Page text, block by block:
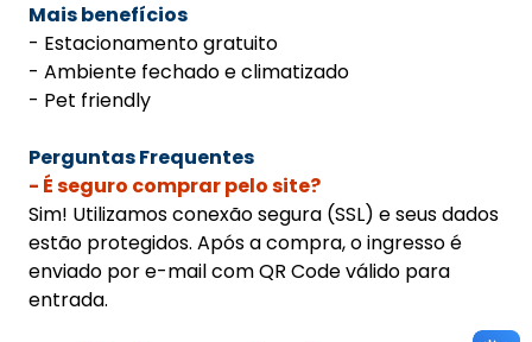
Mais benefícios
- Estacionamento gratuito
- Ambiente fechado e climatizado
- Pet friendly
Perguntas Frequentes
- É seguro comprar pelo site?
Sim! Utilizamos conexão segura (SSL) e seus dados
estão protegidos. Após a compra, o ingresso é
enviado por e-mail com QR Code válido para
entrada.